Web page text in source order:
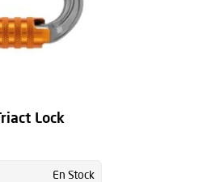
Lock
En Stock